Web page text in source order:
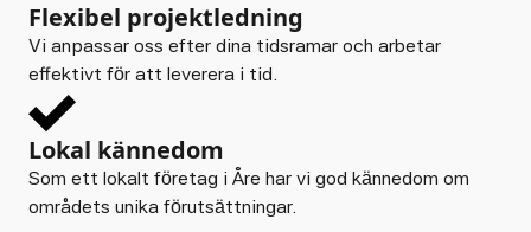
Flexibel projektledning
Vi anpassar oss efter dina tidsramar och arbetar
effektivt för att leverera i tid.
Lokal kännedom
Som ett lokalt företag i Åre har vi god kännedom om
områdets unika förutsättningar.